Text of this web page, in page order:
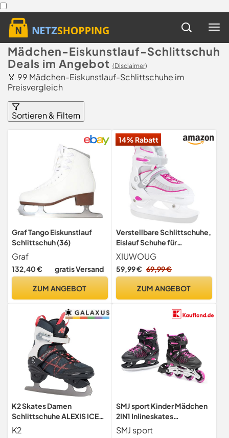
Mädchen-Eiskunstlauf-Schlittschuh
Deals im Angebot (Disclaimer)
🏅 99 Mädchen-Eiskunstlauf-Schlittschuhe im
Preisvergleich
Sortieren & Filtern
Graf Tango Eiskunstlauf
Schlittschuh (36)
Graf
132,40 € gratis Versand
ZUM ANGEBOT
14% Rabatt
Verstellbare Schlittschuhe,
Eislauf Schuhe für
Damen,Herren und Kinder
mit Edelstahl
Eislaufschuhe,Schnellschn
Schnalle,Einstellbare 4
XIUWOUG
59,99 € 69,99 €
ZUM ANGEBOT
K2 Skates Damen
Schlittschuhe ALEXIS ICE
FB , gray - pink,
K2
SMJ sport Kinder Mädchen
2IN1 Inlineskates
Schlittschuhe Verstellbar
SMJ sport